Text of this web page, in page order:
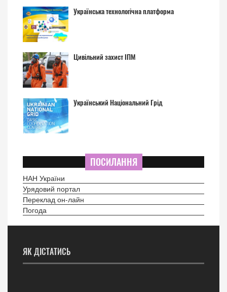
Українська технологічна платформа
Цивільний захист ІПМ
Український Національний Грід
ПОСИЛАННЯ
НАН України
Урядовий портал
Переклад он-лайн
Погода
ЯК ДІСТАТИСЬ